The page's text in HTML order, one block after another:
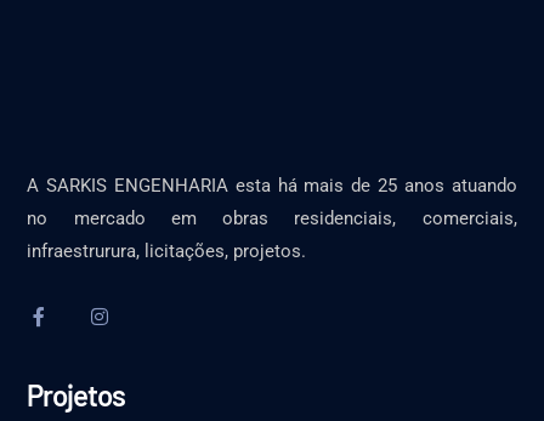
A SARKIS ENGENHARIA esta há mais de 25 anos atuando
no mercado em obras residenciais, comerciais,
infraestrurura, licitações, projetos.
Projetos